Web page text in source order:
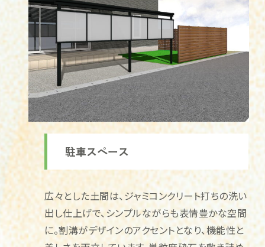
駐車スペース
広々とした土間は、ジャミコンクリート打ちの洗い
出し仕上げで、シンプルながらも表情豊かな空間
に。割溝がデザインのアクセントとなり、機能性と